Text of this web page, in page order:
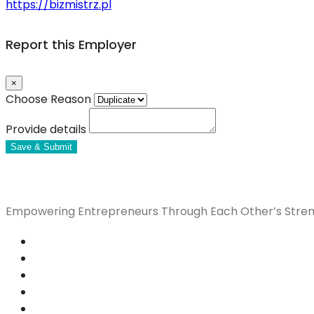
https://bizmistrz.pl
Report this Employer
×
Choose Reason
Provide details
Save & Submit
Empowering Entrepreneurs Through Each Other’s